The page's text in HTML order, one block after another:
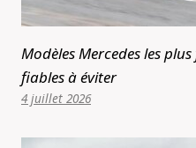
Modèles Mercedes les
fiables à éviter
4 juillet 2026